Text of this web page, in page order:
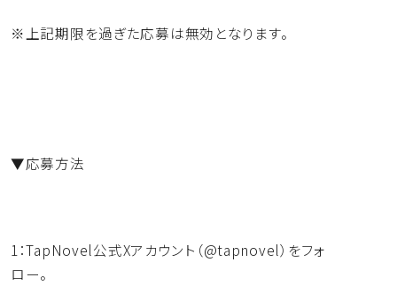
※上記期限を過ぎた応募は無効となります。
▼応募方法
1：TapNovel公式Xアカウント（@tapnovel） をフォ
ロー。